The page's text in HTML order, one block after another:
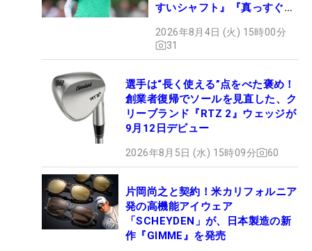
すいシャフト』『真っすぐ飛
セッティング
2026年8月4日 (火) 15時00分
31
選手は“長く使える”点をべた褒め！
創業者復帰でソールを見直した、ク
リーブランド『RTZ 2』ウェッジが
9月12日デビュー
2026年8月5日 (水) 15時09分 60
片岡尚之と契約！米カリフォルニア
発の高機能アイウェア
「SCHEYDEN」が、日本製造の新
作『GIMME』を発売